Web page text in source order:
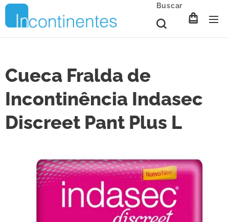
Buscar
Cueca Fralda de
Incontinência Indasec
Discreet Pant Plus L